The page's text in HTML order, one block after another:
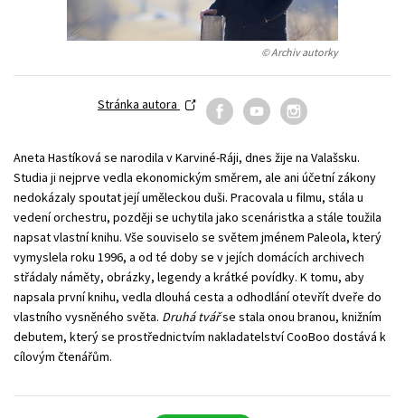
Young adult (SK)
Zahraniční literatura Zdraví a životní styl
© Archiv autorky
Stránka autora
Aneta Hastíková se narodila v Karviné-Ráji, dnes žije na Valašsku.
Studia ji nejprve vedla ekonomickým směrem, ale ani účetní zákony
nedokázaly spoutat její uměleckou duši. Pracovala u filmu, stála u
vedení orchestru, později se uchytila jako scenáristka a stále toužila
napsat vlastní knihu. Vše souviselo se světem jménem Paleola, který
vymyslela roku 1996, a od té doby se v jejích domácích archivech
střádaly náměty, obrázky, legendy a krátké povídky. K tomu, aby
napsala první knihu, vedla dlouhá cesta a odhodlání otevřít dveře do
vlastního vysněného světa. Druhá tvářse stala onou branou, knižním
debutem, který se prostřednictvím nakladatelství CooBoo dostává k
cílovým čtenářům.